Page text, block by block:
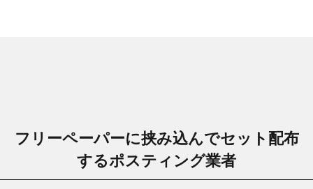
フリーペーパーに挟み込んでセット配布
するポスティング業者